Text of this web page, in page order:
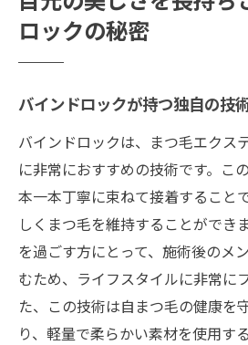
ロックの秘密
バインドロックが持つ独自の技
バインドロックは、まつ毛エクス
に非常におすすめの技術です。こ
本一本丁寧に束ねて接着すること
しくまつ毛を維持することができ
を過ごす方にとって、施術後のメ
むため、ライフスタイルに非常に
た、この技術は自まつ毛の健康を
り、軽量で柔らかい素材を使用す